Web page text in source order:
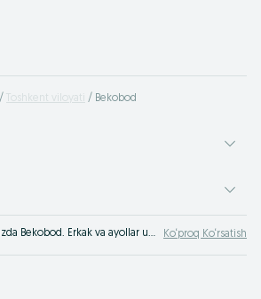
Toshkent viloyati Bekobod
Zamonaviy kiyimlar OLX.uzda Bekobod. Erkak va ayollar uchun zamonaviy kiyimlarni eng yaxshi narxlarda OLXda (avvalgi Torg) xarid qiling! Ko‘proq Ko‘rsatish